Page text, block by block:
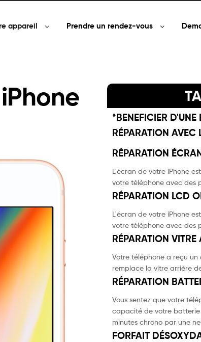
appareil Prendre un rendez-vous
*BENEFICIER
RÉPARATION AVEC
RÉPARATION
L'écran de votre iPhone
votre téléphone avec des
RÉPARATION LCD
L'écran de votre iPhone
votre téléphone avec des
RÉPARATION VITRE
Votre téléphone a reçu un
remplace la vitre arrière
RÉPARATION
Vous sentez que votre
capacité de votre batterie
minutes chrono par une
FORFAIT